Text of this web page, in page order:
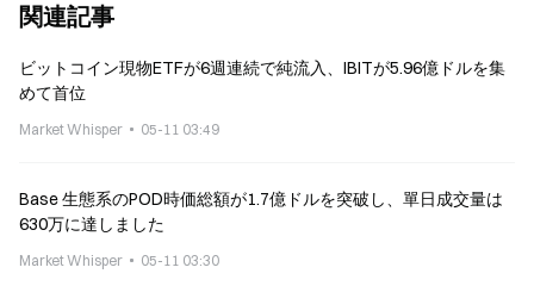
関連記事
ビットコイン現物ETFが6週連続で純流入、IBITが5.96億ドルを集
めて首位
Market Whisper 05-11 03:49
Base 生態系のPOD時価総額が1.7億ドルを突破し、單日成交量は
630万に達しました
Market Whisper 05-11 03:30